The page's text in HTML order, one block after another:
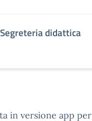
Segreteria didattica
in versione app per